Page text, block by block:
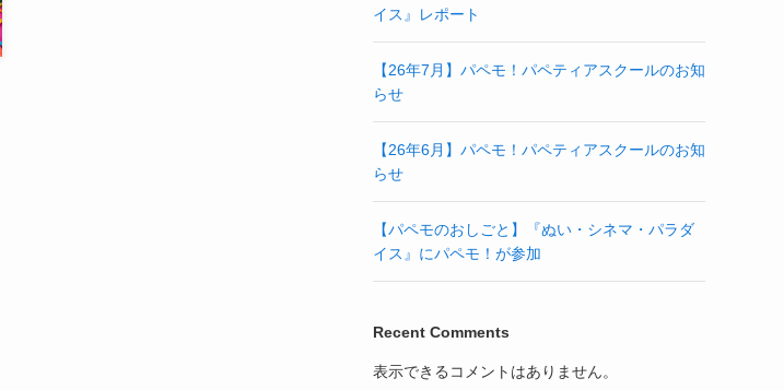
イス』レポート
【26年7月】パペモ！パペティアスクールのお知
らせ
【26年6月】パペモ！パペティアスクールのお知
らせ
【パペモのおしごと】『ぬい・シネマ・パラダ
イス』にパペモ！が参加
Recent Comments
表示できるコメントはありません。